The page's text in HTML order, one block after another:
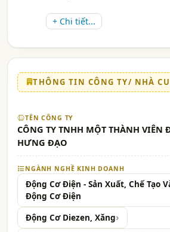
+ Chi tiết...
THÔNG TIN CÔNG TY/ NHÀ
TÊN CÔNG TY
CÔNG TY TNHH MỘT THÀNH VIÊN
HƯNG ĐẠO
NGÀNH NGHỀ KINH DOANH
Động Cơ Điện - Sản Xuất, Chế Tạo
Động Cơ Điện
Động Cơ Diezen, Xăng